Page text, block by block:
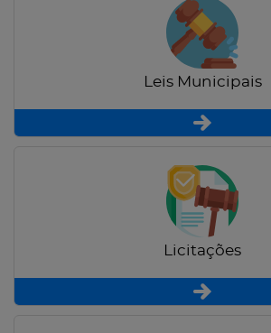
Leis Municipais
Licitações